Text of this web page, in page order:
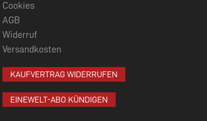
Cookies
AGB
Widerruf
Versandkosten
KAUFVERTRAG WIDERRUFEN
EINEWELT-ABO KÜNDIGEN